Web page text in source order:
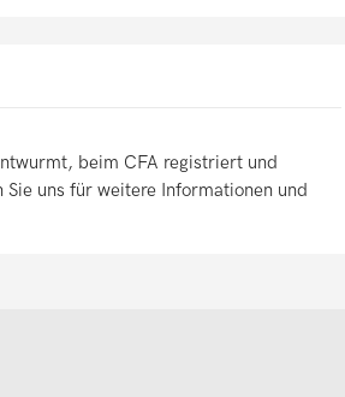
beim CFA registriert und
uns für weitere Informationen und